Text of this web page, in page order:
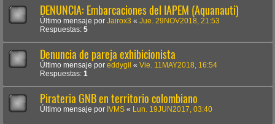
DENUNCIA: Embarcaciones del IAPEM (Aquanauti)
Último mensaje por Jairox3 « Jue. 29NOV2018, 21:53
Respuestas: 5
Denuncia de pareja exhibicionista
Último mensaje por eddygil « Vie. 11MAY2018, 16:54
Respuestas: 1
Pirateria GNB en territorio colombiano
Último mensaje por IVMS « Lun. 19JUN2017, 03:40